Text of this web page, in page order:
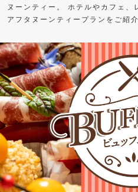
ヌーンティー。 ホテルやカフェ、
アフタヌーンティープランをご紹